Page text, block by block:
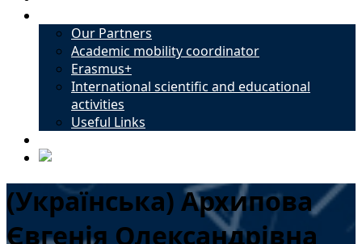
Our Partners
Academic mobility coordinator
Erasmus+
International scientific and educational
activities
Useful Links
(Українська) Архипова
Євгенія Олександрівна